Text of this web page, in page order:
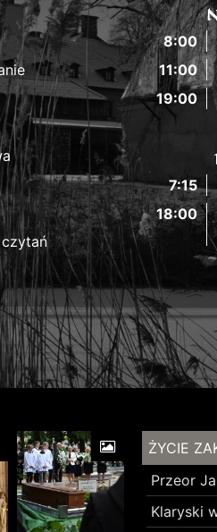
8:00
11:00
19:00
7:15
18:00
ŻYCIE
Klaryski